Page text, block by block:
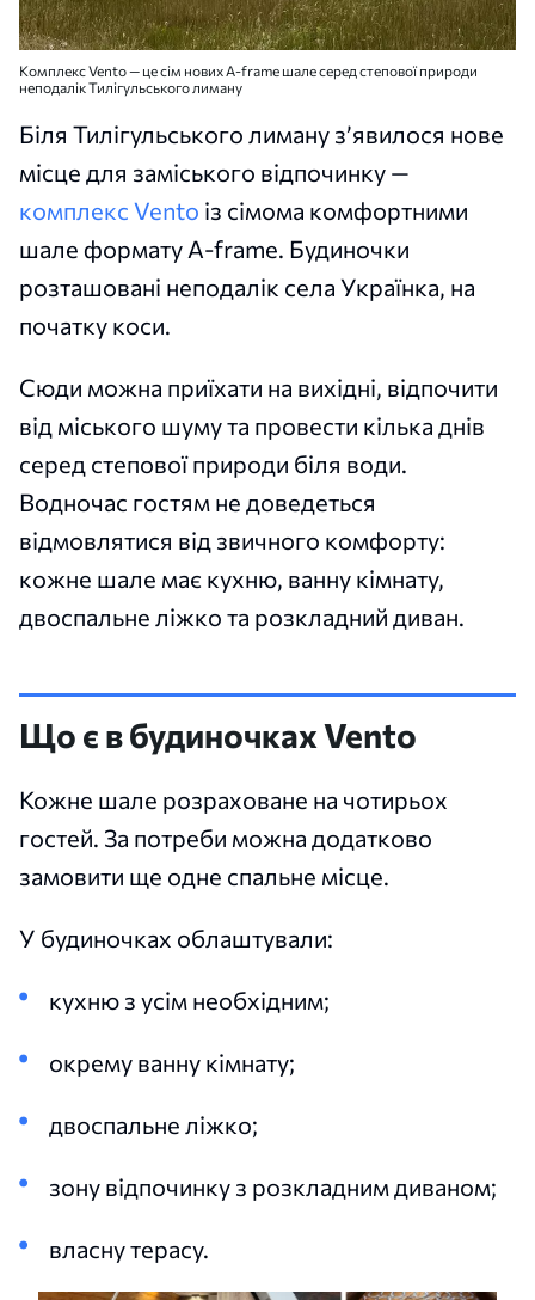
Комплекс Vento — це сім нових A-frame шале серед степової природи
неподалік Тилігульського лиману
Біля Тилігульського лиману з’явилося нове
місце для заміського відпочинку —
комплекс Vento із сімома комфортними
шале формату A-frame. Будиночки
розташовані неподалік села Українка, на
початку коси.
Сюди можна приїхати на вихідні, відпочити
від міського шуму та провести кілька днів
серед степової природи біля води.
Водночас гостям не доведеться
відмовлятися від звичного комфорту:
кожне шале має кухню, ванну кімнату,
двоспальне ліжко та розкладний диван.
Що є в будиночках Vento
Кожне шале розраховане на чотирьох
гостей. За потреби можна додатково
замовити ще одне спальне місце.
У будиночках облаштували:
кухню з усім необхідним;
окрему ванну кімнату;
двоспальне ліжко;
зону відпочинку з розкладним диваном;
власну терасу.